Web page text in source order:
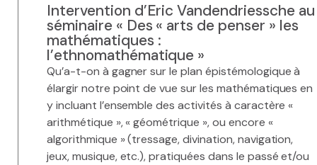
Intervention d’Eric Vandendriessche au
séminaire « Des « arts de penser » les
mathématiques :
l’ethnomathématique »
Qu’a-t-on à gagner sur le plan épistémologique à
élargir notre point de vue sur les mathématiques en
y incluant l’ensemble des activités à caractère «
arithmétique », « géométrique », ou encore «
algorithmique » (tressage, divination, navigation,
jeux, musique, etc.), pratiquées dans le passé et/ou